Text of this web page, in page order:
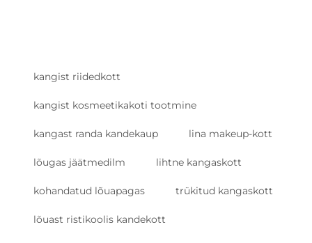
kangist riidedkott
kangist kosmeetikakoti tootmine
kangast randa kandekaup lina makeup-kott
lõugas jäätmedilm lihtne kangaskott
kohandatud lõuapagas trükitud kangaskott
lõuast ristikoolis kandekott